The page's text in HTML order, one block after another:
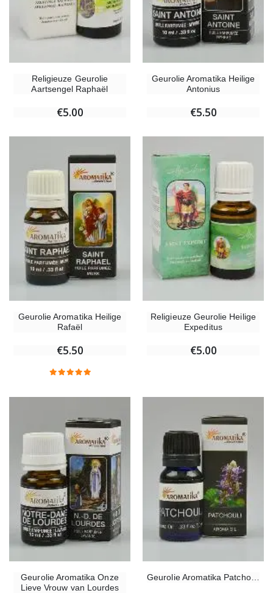
Religieuze Geurolie
Aartsengel Raphaël
€5.00
Geurolie Aromatika Heilige
Antonius
€5.50
Geurolie Aromatika Heilige
Rafaël
€5.50
Religieuze Geurolie Heilige
Expeditus
€5.00
Geurolie Aromatika Onze
Lieve Vrouw van Lourdes
Geurolie Aromatika Patchouli